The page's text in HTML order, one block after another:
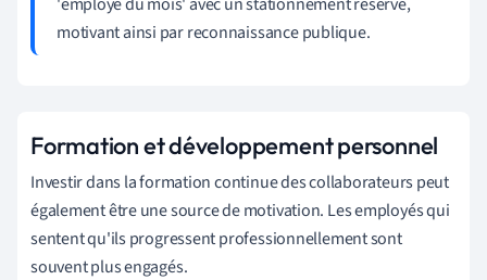
motivant ainsi par reconnaissance publique.
Formation et développement personnel
Investir dans la formation continue des collaborateurs peut
également être une source de motivation. Les employés qui
sentent qu'ils progressent professionnellement sont
souvent plus engagés.